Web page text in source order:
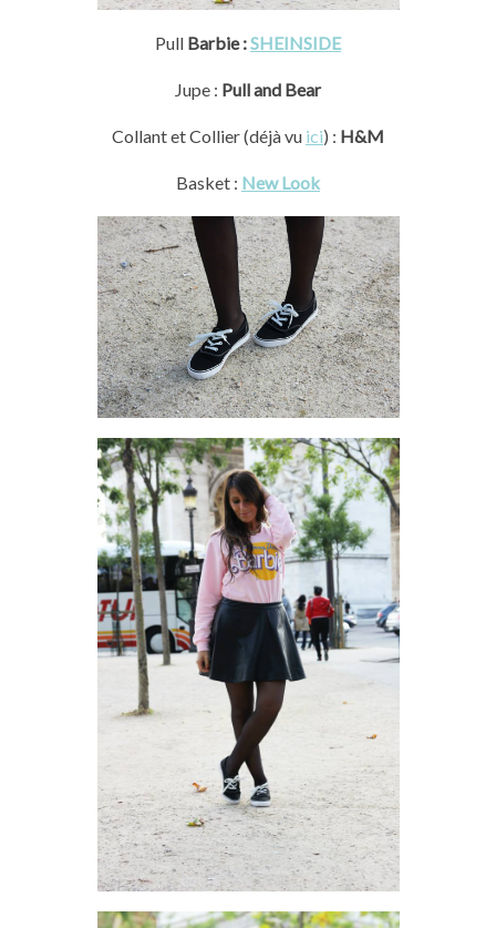
Pull Barbie :SHEINSIDE
Jupe : Pull and Bear
Collant et Collier (déjà vu ici) : H&M
Basket : New Look